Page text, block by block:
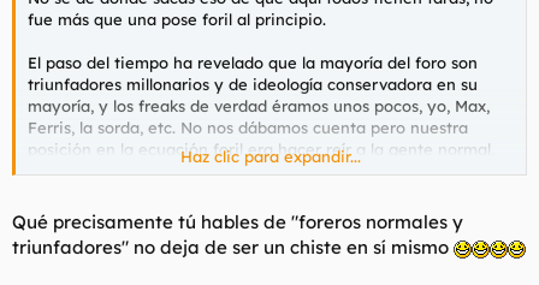
fue más que una pose foril al principio.
El paso del tiempo ha revelado que la mayoría del foro son
triunfadores millonarios y de ideología conservadora en su
mayoría, y los freaks de verdad éramos unos pocos, yo, Max,
Ferris, la sorda, etc. No nos dábamos cuenta pero nuestra
posición en la ecuación foril era hacer reír a la gente normal,
es decir, una forma encubierta del bullying de toda la vida.
Y básicamente el odio hacia Max viene de ahí, de esa mayoría
foril que son los normales. Aunque se exprese, eso sí, de
Haz clic para expandir...
Qué precisamente tú hables de "foreros normales y
triunfadores" no deja de ser un chiste en sí mismo